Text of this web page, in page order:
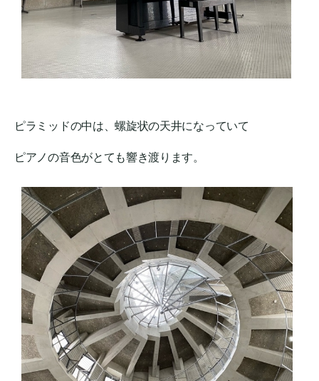
ピラミッドの中は、螺旋状の天井になっていて
ピアノの音色がとても響き渡ります。